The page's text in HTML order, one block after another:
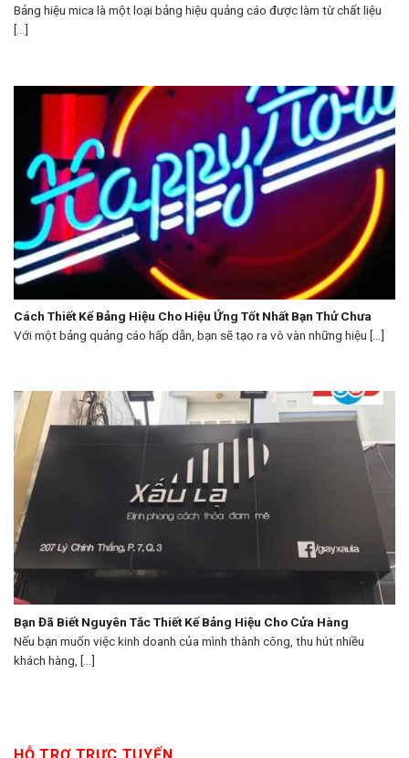
Bảng hiệu mica là một loại bảng hiệu quảng cáo được làm từ chất liệu
[...]
Cách Thiết Kế Bảng Hiệu Cho Hiệu Ứng Tốt Nhất Bạn Thử Chưa
Với một bảng quảng cáo hấp dẫn, bạn sẽ tạo ra vô vàn những hiệu [...]
Bạn Đã Biết Nguyên Tắc Thiết Kế Bảng Hiệu Cho Cửa Hàng
Nếu bạn muốn việc kinh doanh của mình thành công, thu hút nhiều
khách hàng, [...]